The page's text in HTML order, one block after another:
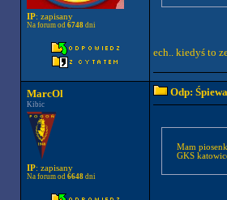
IP: zapisany
Na forum od 6748dni
ech.. kiedyś to
MarcOl
Kibic
IP: zapisany
Na forum od 6648dni
Odp:
Mam
GKS